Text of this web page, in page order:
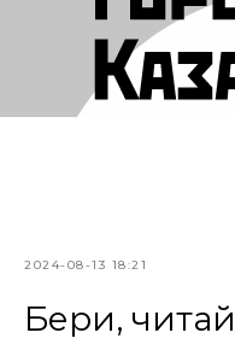
2024-08-13 18:21
Бери,